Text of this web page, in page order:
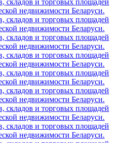
недвижимости Беларуси.
складов и торговых площадей
недвижимости Беларуси.
складов и торговых площадей
недвижимости Беларуси.
складов и торговых площадей
недвижимости Беларуси.
складов и торговых площадей
недвижимости Беларуси.
складов и торговых площадей
недвижимости Беларуси.
складов и торговых площадей
недвижимости Беларуси.
складов и торговых площадей
недвижимости Беларуси.